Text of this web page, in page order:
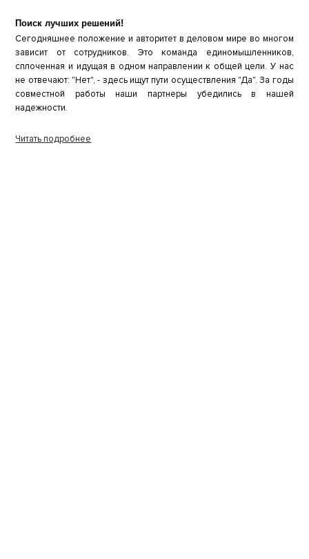
Поиск лучших решений!
Сегодняшнее положение и авторитет в деловом мире во многом
зависит от сотрудников. Это команда единомышленников,
сплоченная и идущая в одном направлении к общей цели. У нас
не отвечают: "Нет", - здесь ищут пути осуществления "Да". За годы
совместной работы наши партнеры убедились в нашей
надежности.
Читать подробнее